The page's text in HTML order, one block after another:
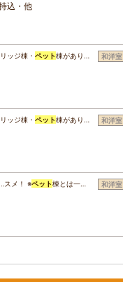
込・他
ッジ棟・ ペット棟があり… 和洋室
ッジ棟・ ペット棟があり… 和洋室
…スメ！ ※ペット棟とは一… 和洋室